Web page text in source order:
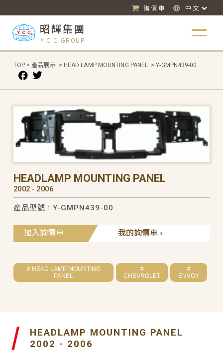
詢價車 中文
昭輝集團
Y.C.C GROUP
TOP > 產品展示 > HEAD LAMP MOUNTING PANEL > Y-GMPN439-00
HEADLAMP MOUNTING PANEL
2002 - 2006
產品型號 : Y-GMPN439-00
我的詢價車
加入詢價車
# HEAD LAMP MOUNTING
PANEL
#
CHEVROLET
#
ENVOY
HEADLAMP MOUNTING PANEL
2002 - 2006